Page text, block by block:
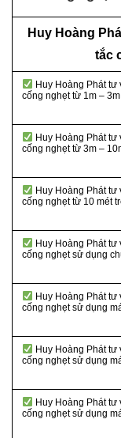
Huy Hoàng
tắc
Huy Hoàng Phát tư
cống nghẹt từ 1m –
Huy Hoàng Phát tư
cống nghẹt từ 3m –
Huy Hoàng Phát tư
cống nghẹt từ 10 mét
Huy Hoàng Phát tư
cống nghẹt sử dụng
Huy Hoàng Phát tư
cống nghẹt sử dụng
Huy Hoàng Phát tư
cống nghẹt sử dụng
Huy Hoàng Phát tư
cống nghẹt sử dụng